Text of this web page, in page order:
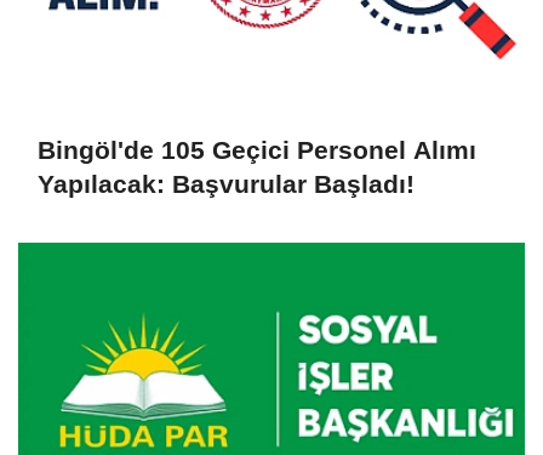
Bingöl'de 105 Geçici Personel Alımı
Yapılacak: Başvurular Başladı!